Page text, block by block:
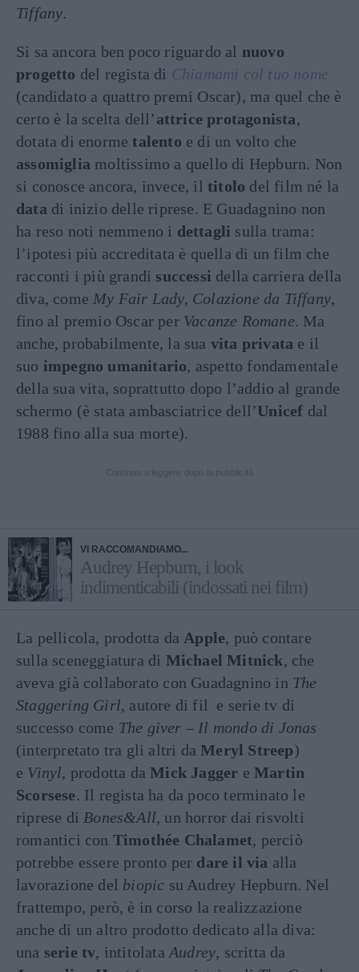
Tiffany.
Si sa ancora ben poco riguardo al nuovo
progetto del regista di Chiamami col tuo nome
(candidato a quattro premi Oscar), ma quel che è
certo è la scelta dell’attrice protagonista,
dotata di enormetalento e di un volto che
assomiglia moltissimo a quello di Hepburn. Non
si conosce ancora, invece, il titolo del film né la
data di inizio delle riprese. E Guadagnino non
ha reso noti nemmeno i dettagli sulla trama:
l’ipotesi più accreditata è quella di un film che
racconti i più grandi successi della carriera della
diva, come My Fair Lady, Colazione da Tiffany,
fino al premio Oscar per Vacanze Romane. Ma
anche, probabilmente, la sua vita privata e il
suo impegno umanitario, aspetto fondamentale
della sua vita, soprattutto dopo l’addio al grande
schermo (è stata ambasciatrice dell’Unicef dal
1988 fino alla sua morte).
VI RACCOMANDIAMO...
Audrey Hepburn, i look
indimenticabili (indossati nei film)
La pellicola, prodotta da Apple, può contare
sulla sceneggiatura di Michael Mitnick, che
aveva già collaborato con Guadagnino in The
Staggering Girl, autore di fil e serie tv di
successo come The giver – Il mondo di Jonas
(interpretato tra gli altri daMeryl Streep)
e Vinyl, prodotta daMick Jagger eMartin
Scorsese. Il regista ha da poco terminato le
riprese di Bones&All, un horror dai risvolti
romantici con Timothée Chalamet, perciò
potrebbe essere pronto per dare il via alla
lavorazione del biopic su Audrey Hepburn. Nel
frattempo, però, è in corso la realizzazione
anche di un altro prodotto dedicato alla diva:
una serie tv, intitolataAudrey, scritta da